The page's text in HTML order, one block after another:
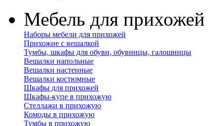
Мебель для прихожей
Наборы мебели для прихожей
Прихожие с вешалкой
Тумбы, шкафы для обуви, обувницы, галошницы
Вешалки напольные
Вешалки настенные
Вешалки костюмные
Шкафы для прихожей
Шкафы-купе в прихожую
Стеллажи в прихожую
Комоды в прихожую
Тумбы в прихожую